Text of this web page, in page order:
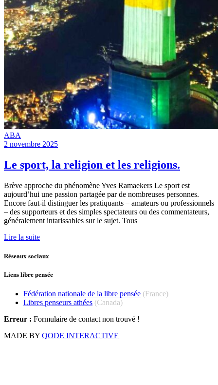
ABA
2 novembre 2025
Le sport, la religion et les religions.
Brève approche du phénomène Yves Ramaekers Le sport est
aujourd’hui une passion partagée par de nombreuses personnes.
Encore faut-il distinguer les pratiquants – amateurs ou professionnels
– des supporteurs et des simples spectateurs ou des commentateurs,
généralement intarissables sur le sujet. Tous
Lire la suite
Réseaux sociaux
Liens libre pensée
Fédération nationale de la libre pensée (France)
Libres penseurs athées (Canada)
Erreur : Formulaire de contact non trouvé !
MADE BY QODE INTERACTIVE